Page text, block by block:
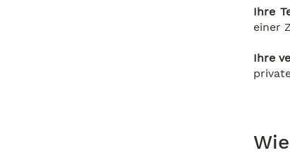
Ihre
einer
Ihre